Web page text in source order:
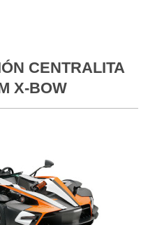
CENTRALITA
X-BOW